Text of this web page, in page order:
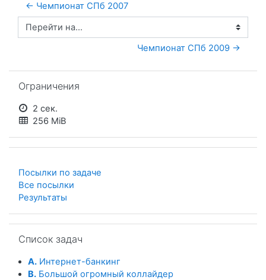
← Чемпионат СПб 2007
Перейти на...
Чемпионат СПб 2009 →
Ограничения
2 сек.
256 MiB
Посылки по задаче
Все посылки
Результаты
Список задач
A. Интернет-банкинг
B. Большой огромный коллайдер